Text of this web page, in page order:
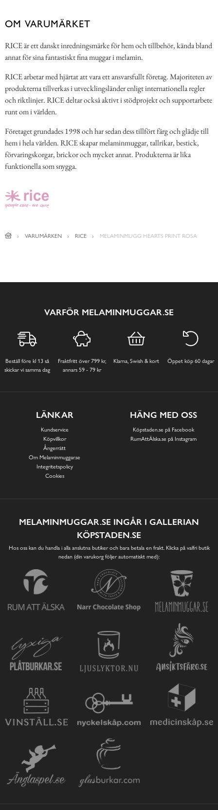
OM VARUMÄRKET
RICE är ett danskt inredningsmärke för hem och tillbehör, kända bland
annat för sina fantastiskt fina muggar i melamin.
RICE arbetar med hjärtat att vara ett ansvarsfullt företag. Majoriteten av
produkterna tillverkas i utvecklingsländer enligt internationella regler
och riktlinjer. RICE deltar också aktivt i stödprojekt och supportarbete
runt om i världen.
Företaget grundades 1998 och har sedan dess tillfört färg och glädje till
hem i hela världen. RICE skapar melaminmuggar, tallrikar, bestick,
förvaringskorgar, brickor och mycket annat. Produkterna är lika
funktionella som snygga.
VARUMÄRKEN RICE MELAMINMUGG HEARTS PRINT ROSA
VARFÖR MELAMINMUGGAR.SE
Beställ före kl 13 så
skickar vi samma dag
Fraktfritt över 799 kr,
annars 59 - 79 kr
Klarna, Swish & kort Öppet köp 60 dagar
LÄNKAR
Kundservice
Köpvillkor
Ångerrätt
Om Melaminmuggar.se
Integritetspolicy
Cookies
HÄNG MED OSS
Köpstaden.se på Facebook
RumAttÄlska.se på Instagram
MELAMINMUGGAR.SE INGÅR I GALLERIAN
KÖPSTADEN.SE
Hos oss kan du handla i alla anslutna butiker och bara betala en frakt. Klicka på valfri butik
nedan (din varukorg följer automatiskt med):